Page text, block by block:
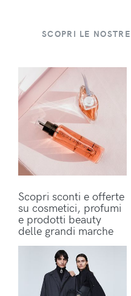
SCOPRI LE
Scopri sconti e offerte
su cosmetici, profumi
e prodotti beauty
delle grandi marche